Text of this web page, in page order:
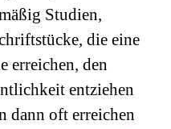
Studien,
die eine
erreichen, den
entziehen
dann oft erreichen